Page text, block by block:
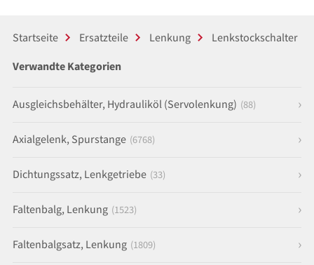
Startseite Ersatzteile Lenkung Lenkstockschalter
Verwandte Kategorien
Ausgleichsbehälter, Hydrauliköl (Servolenkung) (88)
Axialgelenk, Spurstange (6768)
Dichtungssatz, Lenkgetriebe (33)
Faltenbalg, Lenkung (1523)
Faltenbalgsatz, Lenkung (1809)